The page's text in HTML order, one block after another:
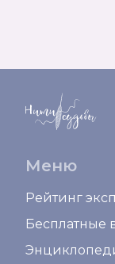
Меню
Рейтинг
Бесплатные